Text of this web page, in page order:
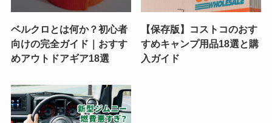
ベルクロとは何か？初心者
向けの完全ガイド｜おすす
めアウトドアギア18選
【保存版】コストコのおす
すめキャンプ用品18選と購
入ガイド